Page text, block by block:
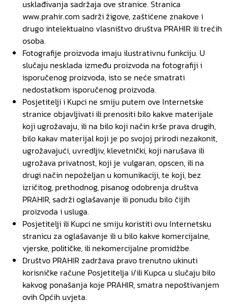
usklađivanja sadržaja ove stranice. Stranica
www.prahir.com sadrži žigove, zaštićene znakove i
drugo intelektualno vlasništvo društva PRAHIR ili trećih
osoba.
Fotografije proizvoda imaju ilustrativnu funkciju. U
slučaju nesklada između proizvoda na fotografiji i
isporučenog proizvoda, isto se neće smatrati
nedostatkom isporučenog proizvoda.
Posjetitelji i Kupci ne smiju putem ove Internetske
stranice objavljivati ili prenositi bilo kakve materijale
koji ugrožavaju, ili na bilo koji način krše prava drugih,
bilo kakav materijal koji je po svojoj prirodi nezakonit,
ugrožavajući, uvredljiv, klevetnički, koji narušava ili
ugrožava privatnost, koji je vulgaran, opscen, ili na
drugi način nepoželjan u komunikaciji, te koji, bez
izričitog, prethodnog, pisanog odobrenja društva
PRAHIR, sadrži oglašavanje ili ponudu bilo čijih
proizvoda i usluga.
Posjetitelji ili Kupci ne smiju koristiti ovu Internetsku
stranicu za oglašavanje ili u bilo kakve komercijalne,
vjerske, političke, ili nekomercijalne promidžbe.
Društvo PRAHIR zadržava pravo trenutno ukinuti
korisničke račune Posjetitelja i/ili Kupca u slučaju bilo
kakvog ponašanja koje PRAHIR, smatra nepoštivanjem
ovih Općih uvjeta.